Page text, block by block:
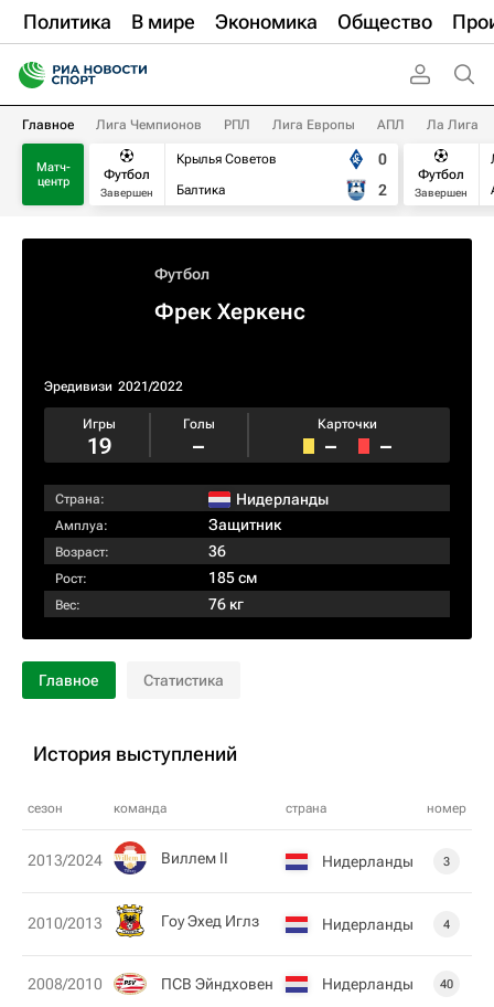
Политика В мире Экономика Общество
Главное Лига Чемпионов РПЛ Лига Европы АПЛ Ла Лига
Матч-
центр
Футбол
Завершен
Крылья Советов
Балтика
0
2
Футбол
Завершен
Футбол
Фрек Херкенс
Эредивизи 2021/2022
Игры
19
Голы
–
Карточки
– –
Страна: Нидерланды
Амплуа: Защитник
Возраст: 36
Рост: 185 см
Вес: 76 кг
Главное Статистика
История выступлений
сезон команда страна номер
2013/2024 Виллем II Нидерланды 3
2010/2013 Гоу Эхед Иглз Нидерланды 4
2008/2010 ПСВ Эйндховен Нидерланды 40